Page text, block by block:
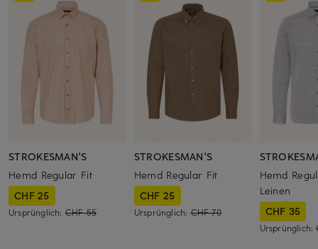
STROKESMAN'S
Hemd Regular Fit
CHF 25
Ursprünglich: CHF 55
STROKESMAN'S
Hemd Regular Fit
CHF 25
Ursprünglich:CHF 70
Hemd
Leinen
CHF 35
Ursprünglich: